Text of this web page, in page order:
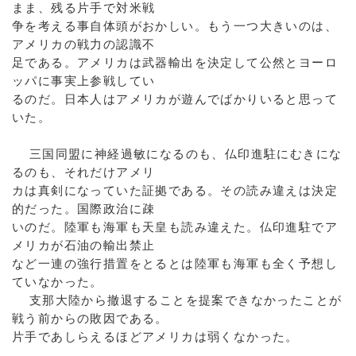
まま、残る片手で対米戦
争を考える事自体頭がおかしい。もう一つ大きいのは、
アメリカの戦力の認識不
足である。アメリカは武器輸出を決定して公然とヨーロ
ッパに事実上参戦してい
るのだ。日本人はアメリカが遊んでばかりいると思って
いた。
三国同盟に神経過敏になるのも、仏印進駐にむきにな
るのも、それだけアメリ
カは真剣になっていた証拠である。その読み違えは決定
的だった。国際政治に疎
いのだ。陸軍も海軍も天皇も読み違えた。仏印進駐でア
メリカが石油の輸出禁止
など一連の強行措置をとるとは陸軍も海軍も全く予想し
ていなかった。
支那大陸から撤退することを提案できなかったことが
戦う前からの敗因である。
片手であしらえるほどアメリカは弱くなかった。